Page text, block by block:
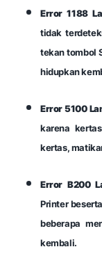
Error 1188
tidak
tekan tombol
hidupkan
Error 5100
karena
kertas,
Error B200
Printer
beberapa
kembali.